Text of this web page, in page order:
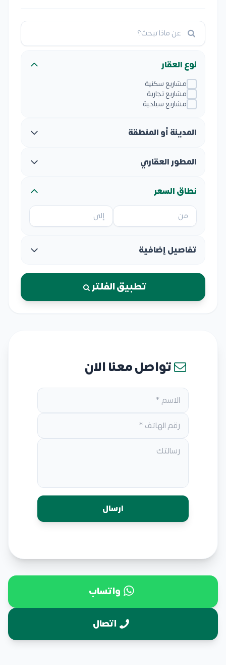
نوع العقار
مشاريع سكنية
مشاريع تجارية
مشاريع سياحية
المدينة أو المنطقة
المطور العقاري
نطاق السعر
تفاصيل إضافية
تطبيق الفلتر
تواصل معنا الان
واتساب
اتصال